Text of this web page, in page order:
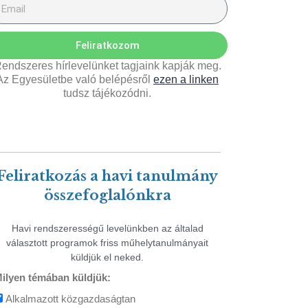
Feliratkozom
hírlevelünket tagjaink kapják meg.
Egyesületbe való belépésről ezen a linken
tudsz tájékozódni.
a havi tanulmány
összefoglalónkra
Havi rendszerességű levelünkben az általad
választott programok friss műhelytanulmányait
küldjük el neked.
témában küldjük:
Alkalmazott közgazdaságtan